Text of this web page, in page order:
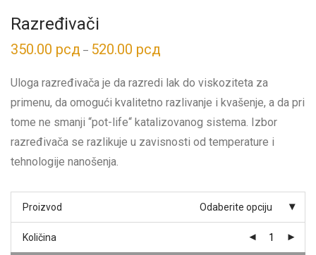
Razređivači
350.00 рсд – 520.00 рсд
350.00 рсд
до
520.00 рсд
Uloga razređivača je da razredi lak do viskoziteta za
primenu, da omogući kvalitetno razlivanje i kvašenje, a da pri
tome ne smanji “pot-life“ katalizovanog sistema. Izbor
razređivača se razlikuje u zavisnosti od temperature i
tehnologije nanošenja.
Proizvod Odaberite opciju
Količina